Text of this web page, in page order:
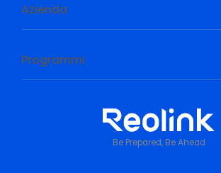
Azienda
Programmi
Be Prepared, Be Ahead